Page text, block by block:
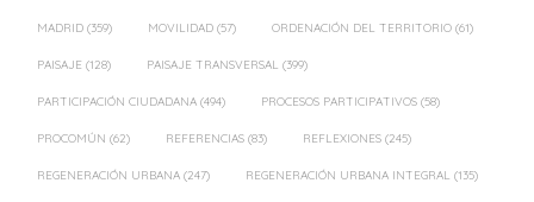
MADRID (359) MOVILIDAD (57) ORDENACIÓN DEL TERRITORIO (61)
PAISAJE (128) PAISAJE TRANSVERSAL (399)
PARTICIPACIÓN CIUDADANA (494) PROCESOS PARTICIPATIVOS (58)
PROCOMÚN (62) REFERENCIAS (83) REFLEXIONES (245)
REGENERACIÓN URBANA (247) REGENERACIÓN URBANA INTEGRAL (135)